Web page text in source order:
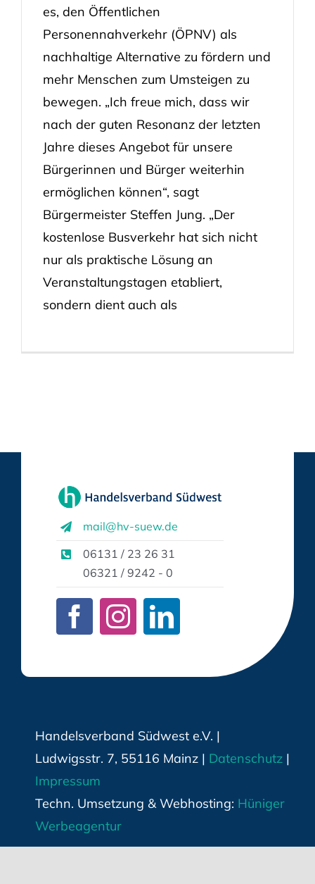
es, den Öffentlichen
Personennahverkehr (ÖPNV) als
nachhaltige Alternative zu fördern und
mehr Menschen zum Umsteigen zu
bewegen. „Ich freue mich, dass wir
nach der guten Resonanz der letzten
Jahre dieses Angebot für unsere
Bürgerinnen und Bürger weiterhin
ermöglichen können“, sagt
Bürgermeister Steffen Jung. „Der
kostenlose Busverkehr hat sich nicht
nur als praktische Lösung an
Veranstaltungstagen etabliert,
sondern dient auch als
mail@hv-suew.de
06131 / 23 26 31
06321 / 9242 - 0
Handelsverband Südwest e.V. |
Ludwigsstr. 7, 55116 Mainz | Datenschutz|
Impressum
Techn. Umsetzung & Webhosting: Hüniger
Werbeagentur